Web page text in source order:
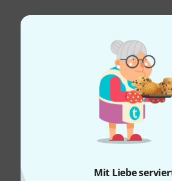
Mit Liebe
Smart Navigator